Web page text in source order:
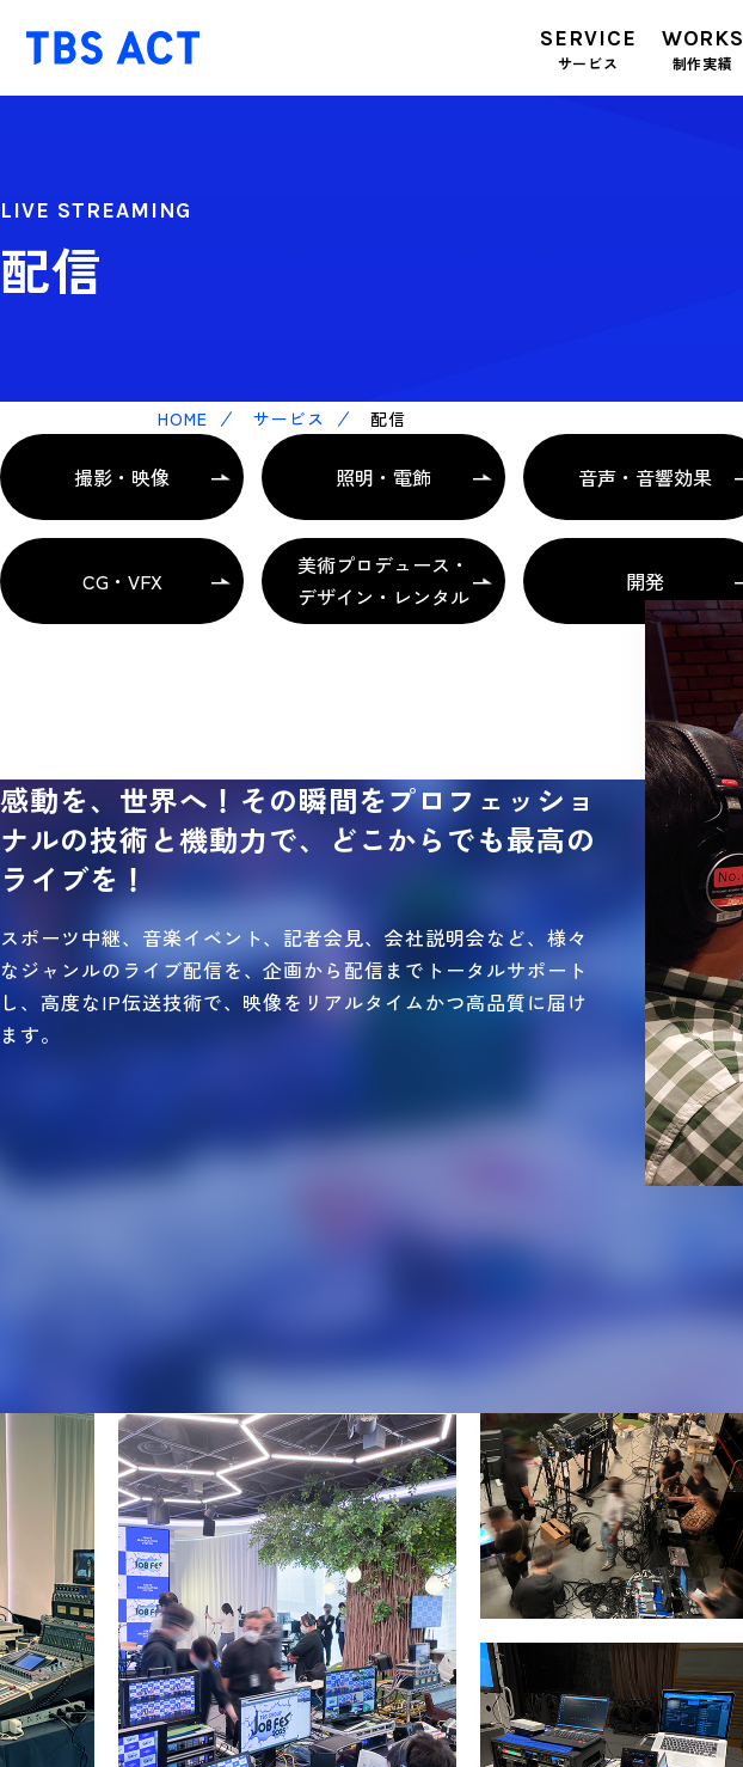
SERVICE
サービス
WORKS
制作実績
LIVE STREAMING
配信
HOME サービス 配信
撮影・映像 照明・電飾 音声・音響効果
CG・VFX
美術プロデュース・
デザイン・レンタル
開発
感動を、世界へ！その瞬間をプロフェッショ
ナルの技術と機動力で、どこからでも最高の
ライブを！
スポーツ中継、音楽イベント、記者会見、会社説明会など、様々
なジャンルのライブ配信を、企画から配信までトータルサポート
し、高度なIP伝送技術で、映像をリアルタイムかつ高品質に届け
ます。